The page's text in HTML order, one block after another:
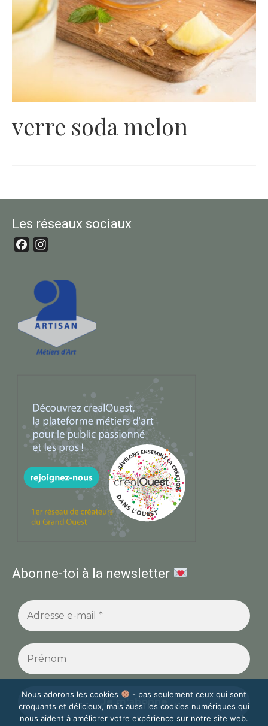
verre soda melon
Les réseaux sociaux
Facebook
Abonne-toi à la newsletter
Nous adorons les cookies
- pas seulement ceux qui sont
croquants et délicieux, mais aussi les cookies numériques qui
nous aident à améliorer votre expérience sur notre site web.